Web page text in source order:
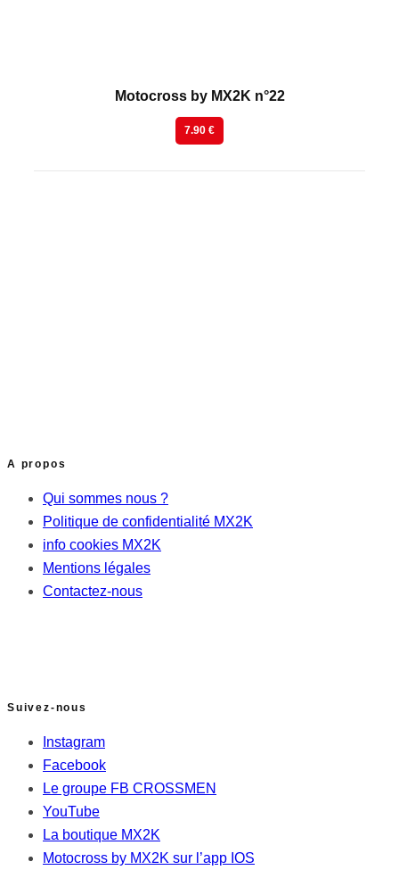
Motocross by MX2K n°22
7.90 €
A propos
Qui sommes nous ?
Politique de confidentialité MX2K
info cookies MX2K
Mentions légales
Contactez-nous
Suivez-nous
Instagram
Facebook
Le groupe FB CROSSMEN
YouTube
La boutique MX2K
Motocross by MX2K sur l’app IOS